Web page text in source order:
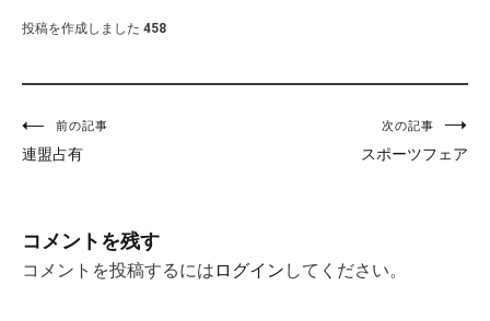
投稿を作成しました 458
投
稿
ビ
ゲ
前の記事
連盟占有
次の記事
スポーツフェア
コメントを残す
コメントを投稿するには ログイン してください。